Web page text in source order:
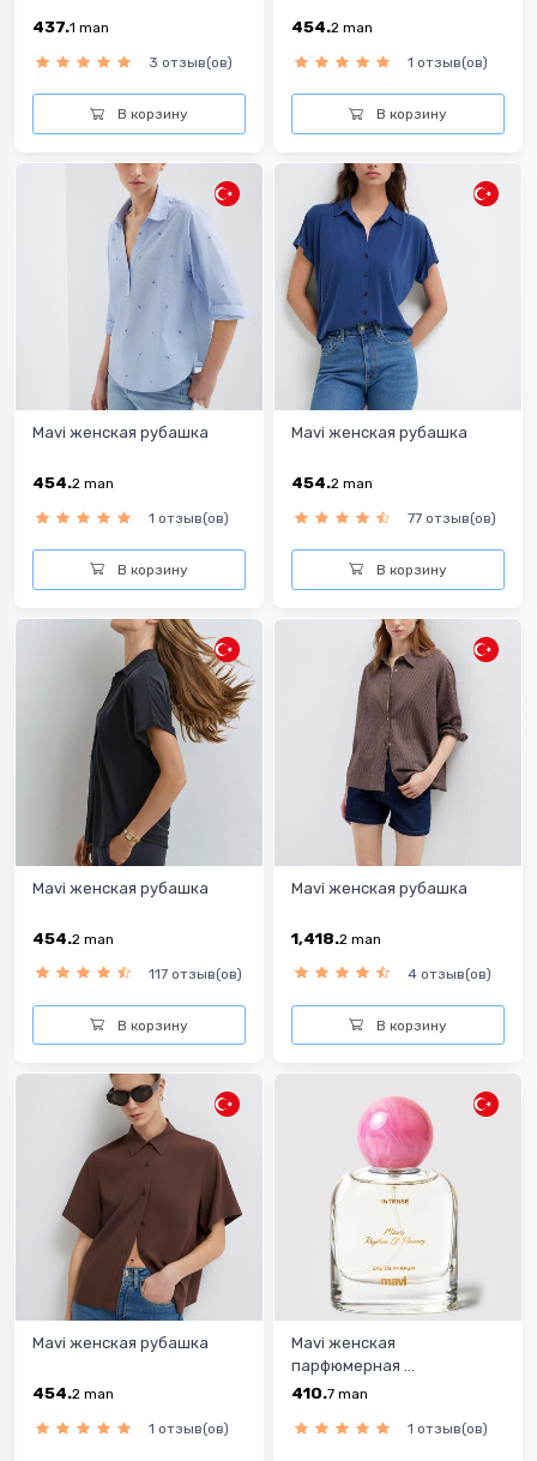
437.1 man
3 отзыв(ов)
В корзину
454.2 man
1 отзыв(ов)
В корзину
Mavi женская рубашка
454.2 man
1 отзыв(ов)
В корзину
Mavi женская рубашка
454.2 man
77 отзыв(ов)
В корзину
Mavi женская рубашка
454.2 man
117 отзыв(ов)
В корзину
Mavi женская рубашка
1,418.2 man
4 отзыв(ов)
В корзину
Mavi женская рубашка
454.2 man
1 отзыв(ов)
Mavi женская
парфюмерная ...
410.7 man
1 отзыв(ов)